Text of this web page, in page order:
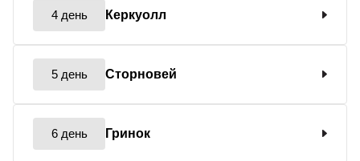
4 день Керкуолл
5 день Сторновей
6 день Гринок